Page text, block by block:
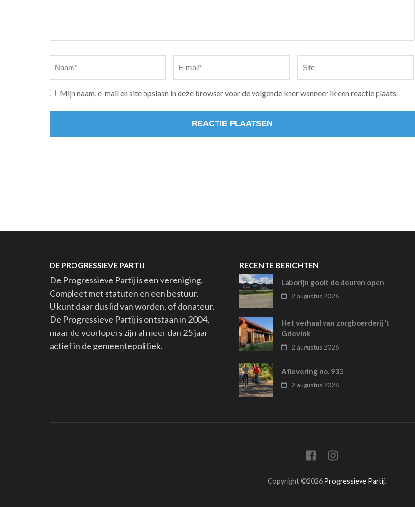
mail*
Mijn naam, e-mail en site opslaan in deze browser voor de volgende keer wanneer ik een reactie plaats.
DE PROGRESSIEVE PARTIJ
De Progressieve Partij is een vereniging.
Compleet met statuten en een bestuur.
U kunt daar dus lid van worden, of donateur.
De Progressieve Partij is ontstaan in 2004,
maar de voorlopers zijn al meer dan 25 jaar
actief in de gemeentepolitiek.
RECENTE BERICHTEN
Laborijn gooit de deuren open
2 augustus 2026
Het verhaal van zorgboerderij ’t
Grievink
2 augustus 2026
Aflevering no. 933
2 augustus 2026
Copyright ©2026 Progressieve Partij.